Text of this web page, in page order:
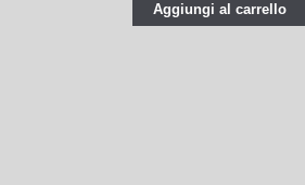
Aggiungi al carrello